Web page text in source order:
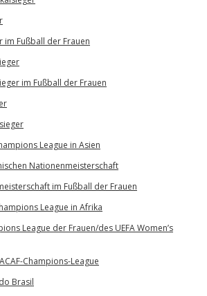
im Fußball der Frauen
im Fußball der Frauen
League in Asien
Nationenmeisterschaft
im Fußball der Frauen
League in Afrika
League der Frauen/des UEFA Women’s
Champions-League
Brasil